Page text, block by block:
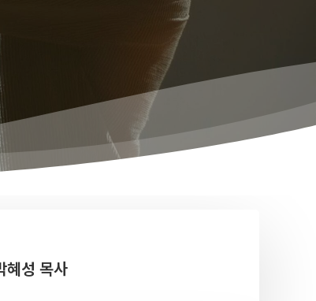
성 목사